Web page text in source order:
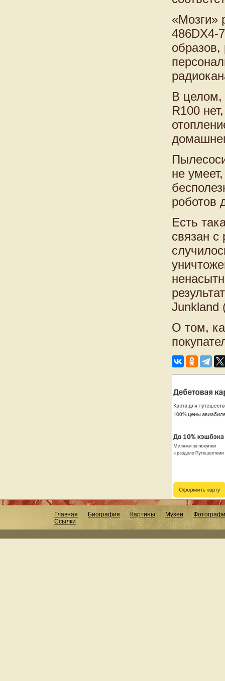
«Мозги»
486DX4-
В целом,
R100
не
роботов
Есть
связан
Junkland
О том,
Главная Биография Картины Музеи
Ссылки